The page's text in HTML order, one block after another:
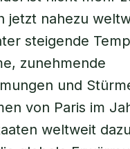
jetzt nahezu
steigende
zunehmende
und
von Paris im
weltweit dazu